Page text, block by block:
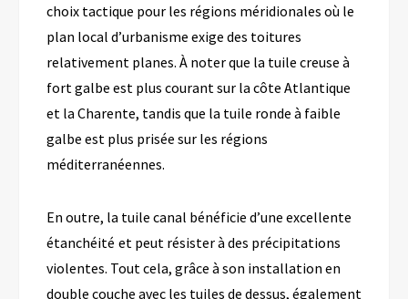
choix tactique pour les régions méridionales où le
plan local d’urbanisme exige des toitures
relativement planes. À noter que la tuile creuse à
fort galbe est plus courant sur la côte Atlantique
et la Charente, tandis que la tuile ronde à faible
galbe est plus prisée sur les régions
méditerranéennes.
En outre, la tuile canal bénéficie d’une excellente
étanchéité et peut résister à des précipitations
violentes. Tout cela, grâce à son installation en
double couche avec les tuiles de dessus, également